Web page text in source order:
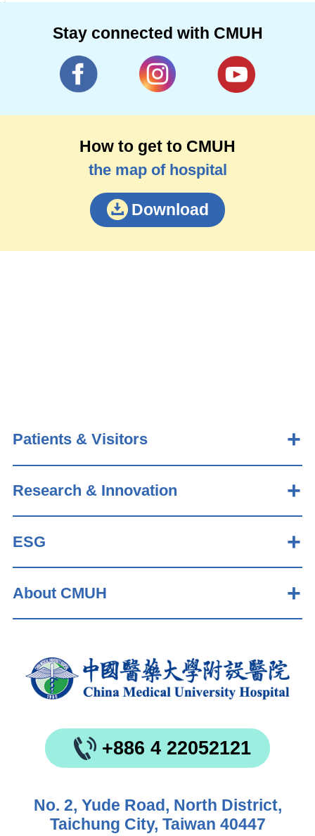
Stay connected with CMUH
How to get to CMUH
the map of hospital
Download
Patients & Visitors
Research & Innovation
ESG
About CMUH
+886 4 22052121
No. 2, Yude Road, North District,
Taichung City, Taiwan 40447